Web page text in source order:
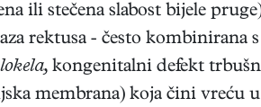
ili stečena slabost bijele
rektusa - često kombinirana
kongenitalni defekt
membrana) koja čini vreću u